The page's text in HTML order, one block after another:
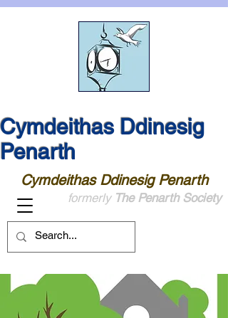
Cymdeithas Ddinesig
Penarth
Cymdeithas Ddinesig Penarth
formerly The Penarth Society